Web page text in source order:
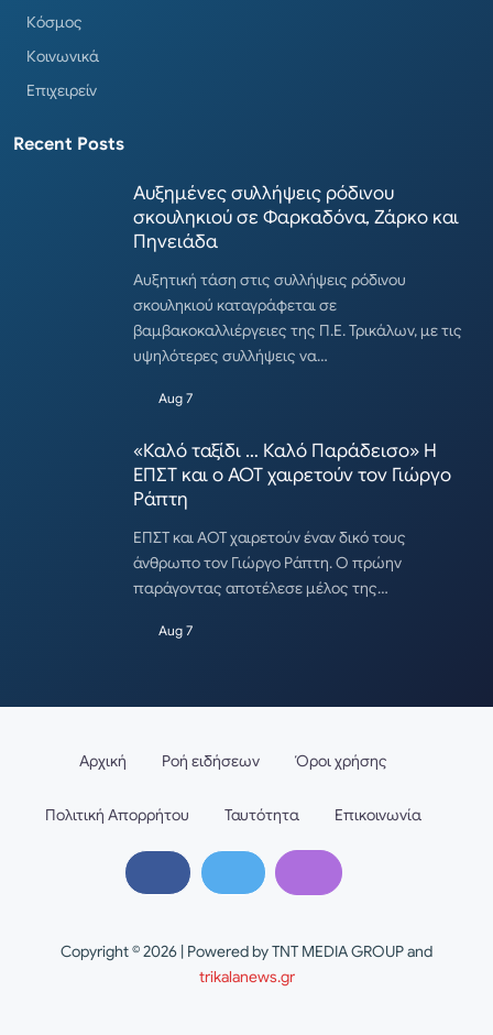
Κόσμος
Κοινωνικά
Επιχειρείν
Recent Posts
Αυξημένες συλλήψεις ρόδινου
σκουληκιού σε Φαρκαδόνα, Ζάρκο και
Πηνειάδα
Αυξητική τάση στις συλλήψεις ρόδινου
σκουληκιού καταγράφεται σε
βαμβακοκαλλιέργειες της Π.Ε. Τρικάλων, με τις
υψηλότερες συλλήψεις να…
Aug 7
«Καλό ταξίδι … Καλό Παράδεισο» Η
ΕΠΣΤ και ο ΑΟΤ χαιρετούν τον Γιώργο
Ράπτη
ΕΠΣΤ και ΑΟΤ χαιρετούν έναν δικό τους
άνθρωπο τον Γιώργο Ράπτη. Ο πρώην
παράγοντας αποτέλεσε μέλος της…
Aug 7
Copyright © 2026 | Powered by TNT MEDIA GROUP and
trikalanews.gr
Αρχική Ροή ειδήσεων Όροι χρήσης
Πολιτική Απορρήτου Ταυτότητα Επικοινωνία